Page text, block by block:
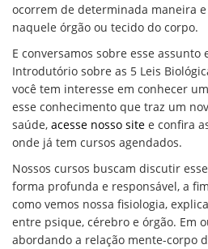
ocorrem de determinada maneira
naquele órgão ou tecido do corpo.
E conversamos sobre esse assunto
Introdutório sobre as 5 Leis
você tem interesse em conhecer
esse conhecimento que traz um
saúde, acesse nosso site e confira
onde já tem cursos agendados.
Nossos cursos buscam discutir
forma profunda e responsável, a
como vemos nossa fisiologia,
entre psique, cérebro e órgão. Em
abordando a relação mente-corpo